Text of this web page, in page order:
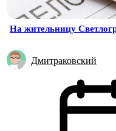
На жительницу
Дмитраковский